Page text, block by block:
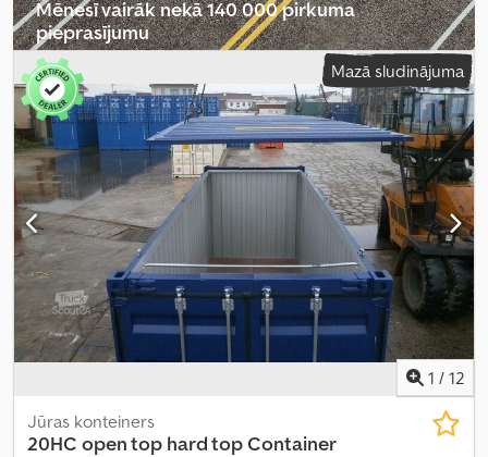
Mēnesī vairāk nekā 140 000 pirkuma
pieprasījumu
Izvēlēties tirgotāja paketiMazā sludinājuma
1 / 12
Jūras konteiners
20HC open top hard top Container